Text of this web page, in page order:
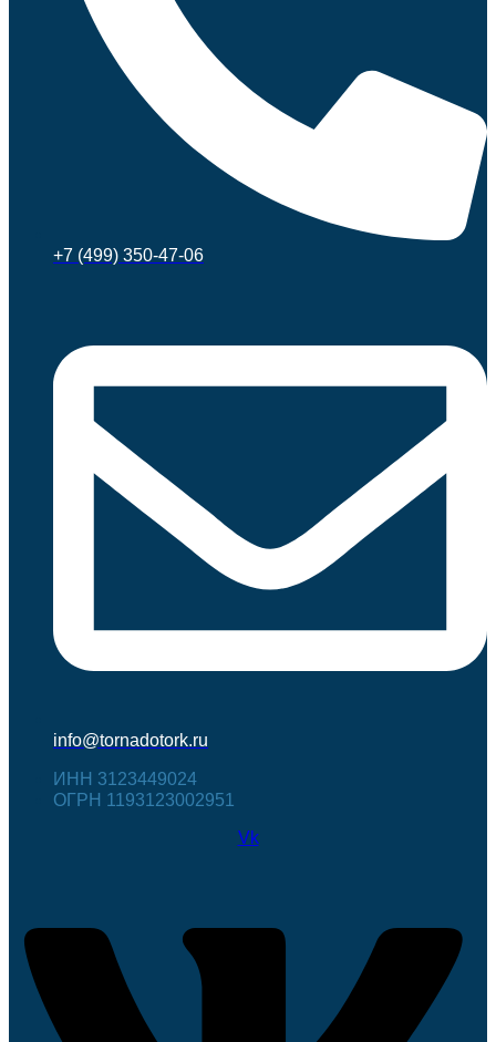
+7 (499) 350-47-06
info@tornadotork.ru
ИНН 3123449024
ОГРН 1193123002951
Vk